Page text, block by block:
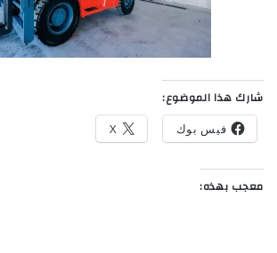
شارك هذا الموضوع:
فيس بوك X
معجب بهذه: